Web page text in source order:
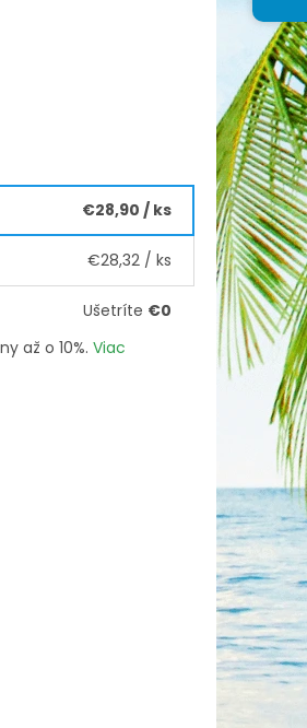
€28,90 / ks
€28,32 / ks
Ušetríte €0
až o 10%. Viac